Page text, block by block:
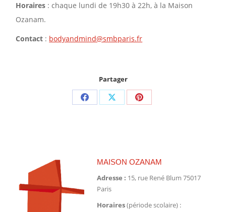
Horaires : chaque lundi de 19h30 à 22h, à la Maison
Ozanam.
Contact : bodyandmind@smbparis.fr
Partager
PartagerPartagerPartager
MAISON OZANAM
Adresse : 15, rue René Blum 75017
Paris
Horaires(période scolaire) :